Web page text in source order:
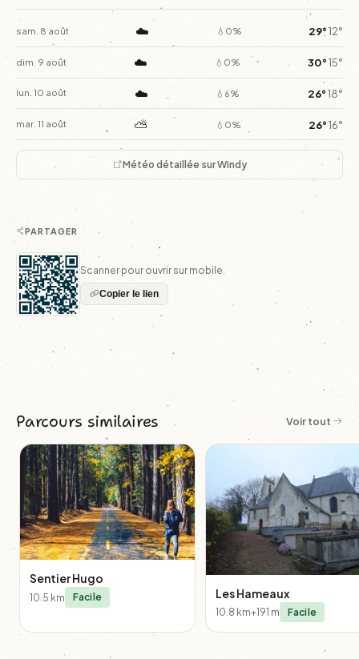
sam. 8 août ☁️ 💧0% 29°12°
dim. 9 août ☁️ 💧0% 30°15°
lun. 10 août ☁️ 💧6% 26°18°
mar. 11 août ⛅ 💧0% 26°16°
Météo détaillée sur Windy
PARTAGER
Scanner pour ouvrir sur mobile.
Copier le lien
Parcours similaires Voir tout
Sentier Hugo
10.5 km Facile Les Hameaux
10.8 km+191 m Facile